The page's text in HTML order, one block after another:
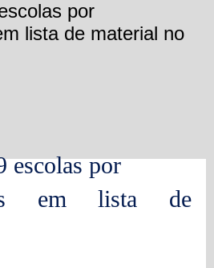
por
lista de material no
escolas por
em lista de